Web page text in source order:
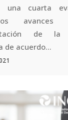
una cuarta
de la
de acuerdo...